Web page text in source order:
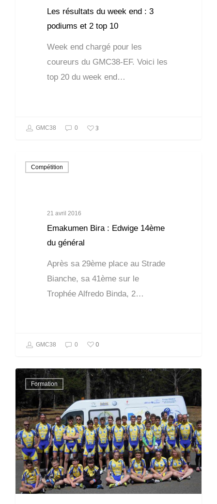
Les résultats du week end : 3
podiums et 2 top 10
Week end chargé pour les
coureurs du GMC38-EF. Voici les
top 20 du week end…
GMC38 0 3
Compétition
21 avril 2016
Emakumen Bira : Edwige 14ème
du général
Après sa 29ème place au Strade
Bianche, sa 41ème sur le
Trophée Alfredo Binda, 2…
GMC38 0 0
Formation